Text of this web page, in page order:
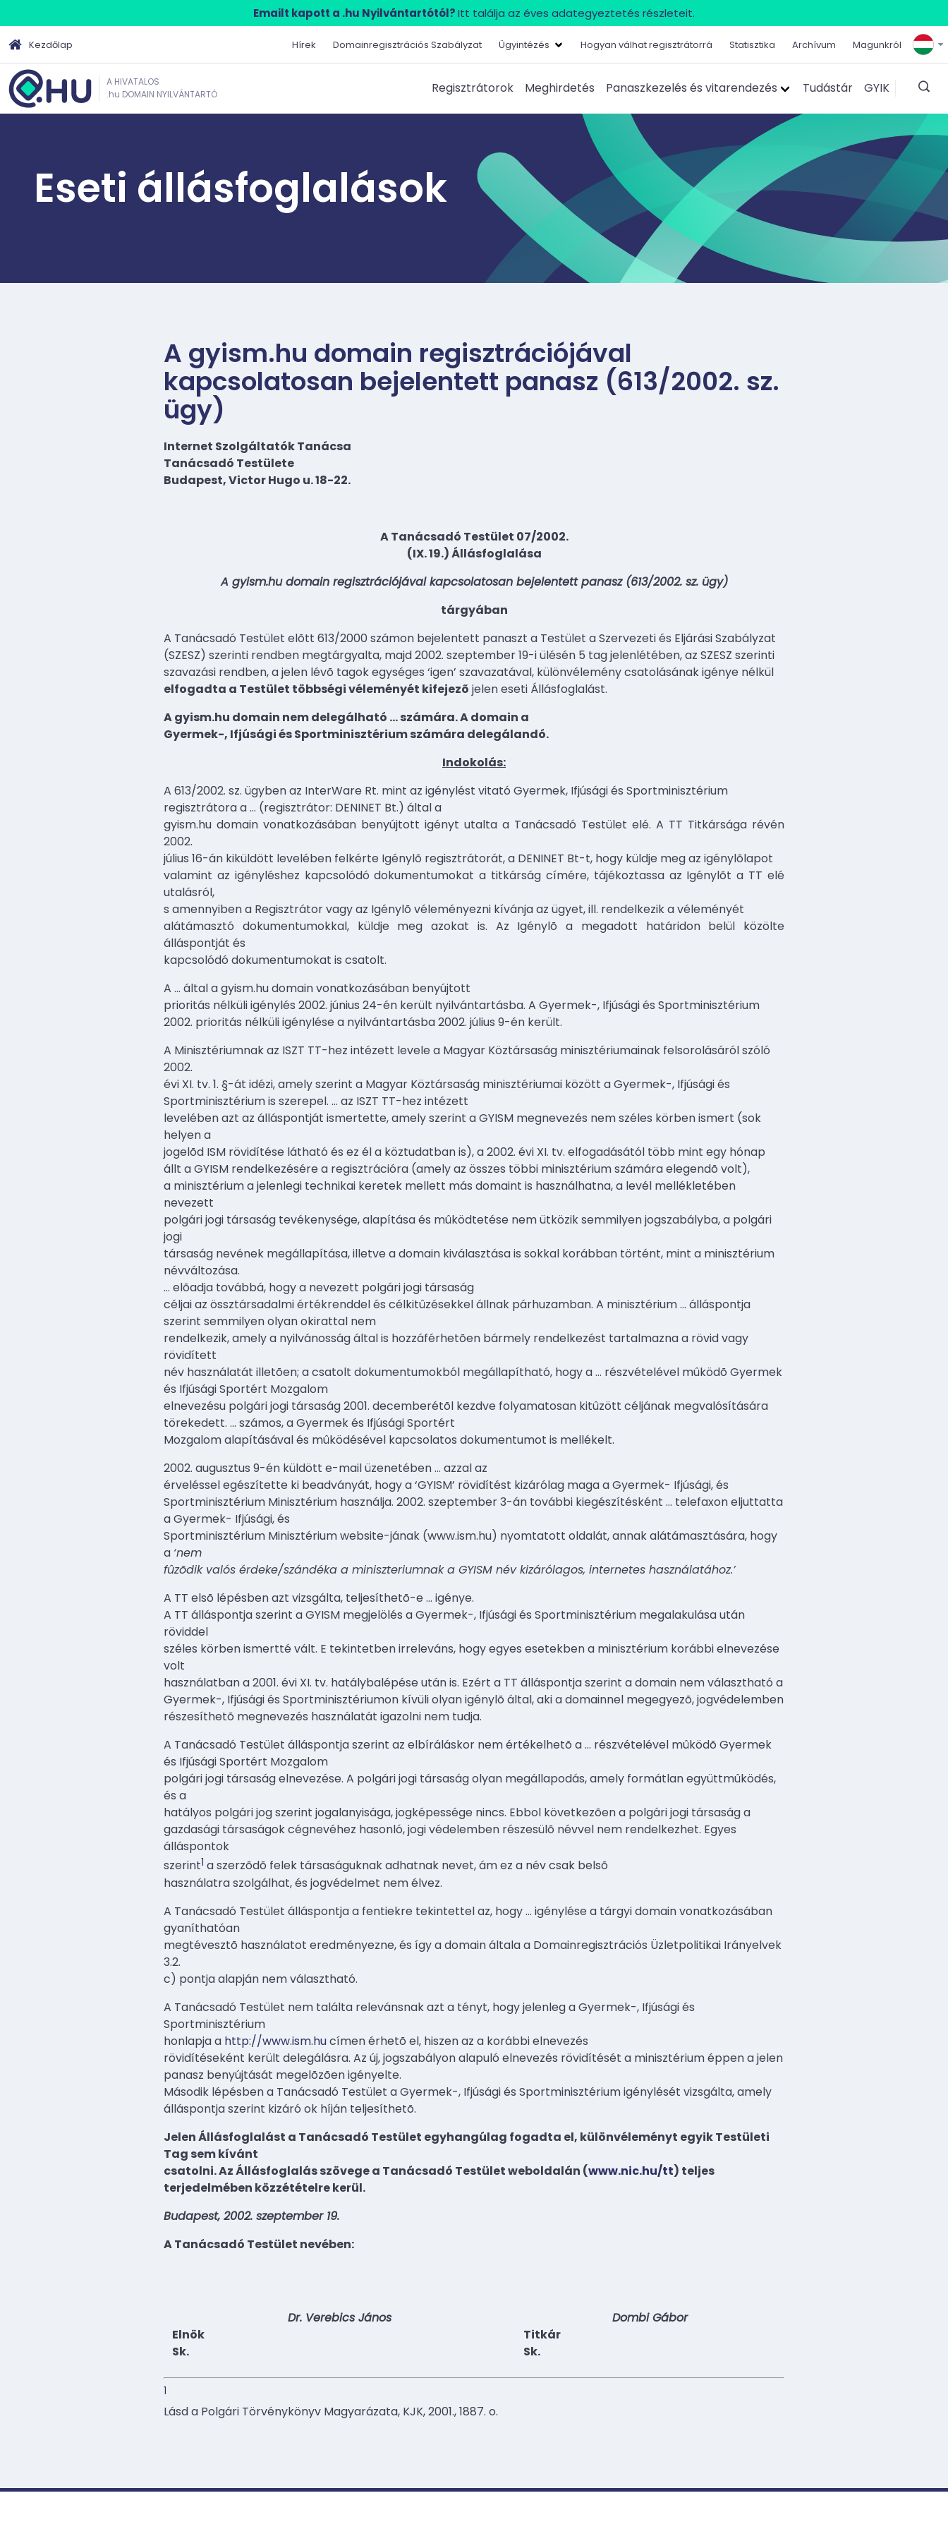
Emailt kapott a .hu Nyilvántartótól?Itt találja az éves adategyeztetés részleteit.
Kezdőlap Hírek Domainregisztrációs Szabályzat Ügyintézés Hogyan válhat regisztrátorrá Statisztika Archívum Magunkról
A HIVATALOS
.hu DOMAIN NYILVÁNTARTÓ
Regisztrátorok Meghirdetés Panaszkezelés és vitarendezés Tudástár GYIK
Eseti állásfoglalások
A gyism.hu domain regisztrációjával
kapcsolatosan bejelentett panasz (613/2002. sz.
ügy)
Internet Szolgáltatók Tanácsa
Tanácsadó Testülete
Budapest, Victor Hugo u. 18-22.
A Tanácsadó Testület 07/2002.
(IX. 19.) Állásfoglalása
A gyism.hu domain regisztrációjával kapcsolatosan bejelentett panasz (613/2002. sz. ügy)
tárgyában
A Tanácsadó Testület elõtt 613/2000 számon bejelentett panaszt a Testület a Szervezeti és Eljárási Szabályzat
(SZESZ) szerinti rendben megtárgyalta, majd 2002. szeptember 19-i ülésén 5 tag jelenlétében, az SZESZ szerinti
szavazási rendben, a jelen lévõ tagok egységes ‘igen’ szavazatával, különvélemény csatolásának igénye nélkül
elfogadta a Testület többségi véleményét kifejezõ jelen eseti Állásfoglalást.
A gyism.hu domain nem delegálható …számára. A domain a
Gyermek-, Ifjúsági és Sportminisztérium számára delegálandó.
Indokolás:
A 613/2002. sz. ügyben az InterWare Rt. mint az igénylést vitató Gyermek, Ifjúsági és Sportminisztérium
regisztrátora a… (regisztrátor: DENINET Bt.) által a
gyism.hu domain vonatkozásában benyújtott igényt utalta a Tanácsadó Testület elé. A TT Titkársága révén
2002.
július 16-án kiküldött levelében felkérte Igénylõ regisztrátorát, a DENINET Bt-t, hogy küldje meg az igénylõlapot
valamint az igényléshez kapcsolódó dokumentumokat a titkárság címére, tájékoztassa az Igénylõt a TT elé
utalásról,
s amennyiben a Regisztrátor vagy az Igénylõ véleményezni kívánja az ügyet, ill. rendelkezik a véleményét
alátámasztó dokumentumokkal, küldje meg azokat is. Az Igénylõ a megadott határidon belül közölte
álláspontját és
kapcsolódó dokumentumokat is csatolt.
A … által a gyism.hu domain vonatkozásában benyújtott
prioritás nélküli igénylés 2002. június 24-én került nyilvántartásba. A Gyermek-, Ifjúsági és Sportminisztérium
2002. prioritás nélküli igénylése a nyilvántartásba 2002. július 9-én került.
A Minisztériumnak az ISZT TT-hez intézett levele a Magyar Köztársaság minisztériumainak felsorolásáról szóló
2002.
évi XI. tv. 1. §-át idézi, amely szerint a Magyar Köztársaság minisztériumai között a Gyermek-, Ifjúsági és
Sportminisztérium is szerepel. … az ISZT TT-hez intézett
levelében azt az álláspontját ismertette, amely szerint a GYISM megnevezés nem széles körben ismert (sok
helyen a
jogelõd ISM rövidítése látható és ez él a köztudatban is), a 2002. évi XI. tv. elfogadásától több mint egy hónap
állt a GYISM rendelkezésére a regisztrációra (amely az összes többi minisztérium számára elegendõ volt),
a minisztérium a jelenlegi technikai keretek mellett más domaint is használhatna, a levél mellékletében
nevezett
polgári jogi társaság tevékenysége, alapítása és mûködtetése nem ütközik semmilyen jogszabályba, a polgári
jogi
társaság nevének megállapítása, illetve a domain kiválasztása is sokkal korábban történt, mint a minisztérium
névváltozása.
… elõadja továbbá, hogy a nevezett polgári jogi társaság
céljai az össztársadalmi értékrenddel és célkitûzésekkel állnak párhuzamban. A minisztérium… álláspontja
szerint semmilyen olyan okirattal nem
rendelkezik, amely a nyilvánosság által is hozzáférhetõen bármely rendelkezést tartalmazna a rövid vagy
rövidített
név használatát illetõen; a csatolt dokumentumokból megállapítható, hogy a… részvételével mûködõ Gyermek
és Ifjúsági Sportért Mozgalom
elnevezésu polgári jogi társaság 2001. decemberétõl kezdve folyamatosan kitûzött céljának megvalósítására
törekedett. … számos, a Gyermek és Ifjúsági Sportért
Mozgalom alapításával és mûködésével kapcsolatos dokumentumot is mellékelt.
2002. augusztus 9-én küldött e-mail üzenetében… azzal az
érveléssel egészítette ki beadványát, hogy a ‘GYISM’ rövidítést kizárólag maga a Gyermek- Ifjúsági, és
Sportminisztérium Minisztérium használja. 2002. szeptember 3-án további kiegészítésként … telefaxon eljuttatta
a Gyermek- Ifjúsági, és
Sportminisztérium Minisztérium website-jának (www.ism.hu) nyomtatott oldalát, annak alátámasztására, hogy
a ‘nem
fûzõdik valós érdeke/szándéka a miniszteriumnak a GYISM név kizárólagos, internetes használatához.’
A TT elsõ lépésben azt vizsgálta, teljesíthetõ-e … igénye.
A TT álláspontja szerint a GYISM megjelölés a Gyermek-, Ifjúsági és Sportminisztérium megalakulása után
röviddel
széles körben ismertté vált. E tekintetben irreleváns, hogy egyes esetekben a minisztérium korábbi elnevezése
volt
használatban a 2001. évi XI. tv. hatálybalépése után is. Ezért a TT álláspontja szerint a domain nem választható a
Gyermek-, Ifjúsági és Sportminisztériumon kívüli olyan igénylõ által, aki a domainnel megegyezõ, jogvédelemben
részesíthetõ megnevezés használatát igazolni nem tudja.
A Tanácsadó Testület álláspontja szerint az elbíráláskor nem értékelhetõ a… részvételével mûködõ Gyermek
és Ifjúsági Sportért Mozgalom
polgári jogi társaság elnevezése. A polgári jogi társaság olyan megállapodás, amely formátlan együttmûködés,
és a
hatályos polgári jog szerint jogalanyisága, jogképessége nincs. Ebbol következõen a polgári jogi társaság a
gazdasági társaságok cégnevéhez hasonló, jogi védelemben részesülõ névvel nem rendelkezhet. Egyes
álláspontok
szerint1 a szerzõdõ felek társaságuknak adhatnak nevet, ám ez a név csak belsõ
használatra szolgálhat, és jogvédelmet nem élvez.
A Tanácsadó Testület álláspontja a fentiekre tekintettel az, hogy… igénylése a tárgyi domain vonatkozásában
gyaníthatóan
megtévesztõ használatot eredményezne, és így a domain általa a Domainregisztrációs Üzletpolitikai Irányelvek
3.2.
c) pontja alapján nem választható.
A Tanácsadó Testület nem találta relevánsnak azt a tényt, hogy jelenleg a Gyermek-, Ifjúsági és
Sportminisztérium
honlapja a http://www.ism.hucímen érhetõ el, hiszen az a korábbi elnevezés
rövidítéseként került delegálásra. Az új, jogszabályon alapuló elnevezés rövidítését a minisztérium éppen a jelen
panasz benyújtását megelõzõen igényelte.
Második lépésben a Tanácsadó Testület a Gyermek-, Ifjúsági és Sportminisztérium igénylését vizsgálta, amely
álláspontja szerint kizáró ok híján teljesíthetõ.
Jelen Állásfoglalást a Tanácsadó Testület egyhangúlag fogadta el, különvéleményt egyik Testületi
Tag sem kívánt
csatolni. Az Állásfoglalás szövege a Tanácsadó Testület weboldalán (www.nic.hu/tt) teljes
terjedelmében közzétételre kerül.
Budapest, 2002. szeptember 19.
A Tanácsadó Testület nevében:
Dr. Verebics János
Elnök
Sk.
Dombi Gábor
Titkár
Sk.
1
Lásd a Polgári Törvénykönyv Magyarázata, KJK, 2001., 1887. o.